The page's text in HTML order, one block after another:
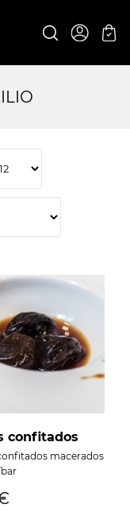
confitados
macerados